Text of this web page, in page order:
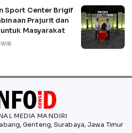
Sport Center Brigif
Prajurit dan
Masyarakat
MEDIA MANDIRI
Genteng, Surabaya, Jawa Timur